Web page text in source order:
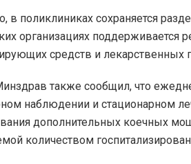
в поликлиниках сохраняется
организациях поддерживается
средств и лекарственных
также сообщил, что
наблюдении и стационарном
дополнительных коечных
количеством